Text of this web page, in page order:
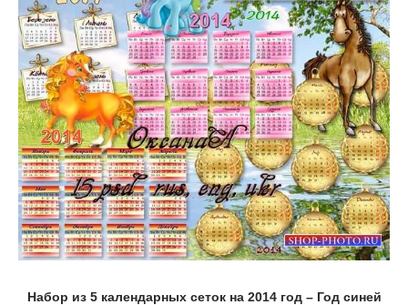
Набор из 5 календарных сеток на 2014 год – Год синей